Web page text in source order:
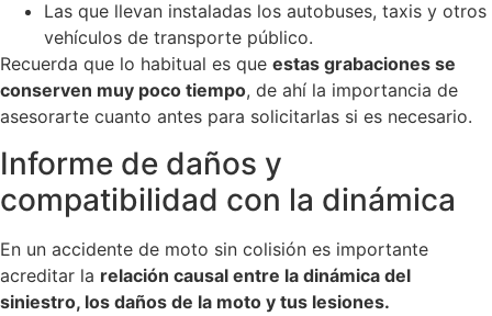
Las que llevan instaladas los autobuses, taxis y otros
vehículos de transporte público.
Recuerda que lo habitual es que estas grabaciones se
conserven muy poco tiempo, de ahí la importancia de
asesorarte cuanto antes para solicitarlas si es necesario.
Informe de daños y
compatibilidad con la dinámica
En un accidente de moto sin colisión es importante
acreditar la relación causal entre la dinámica del
siniestro, los daños de la moto y tus lesiones.